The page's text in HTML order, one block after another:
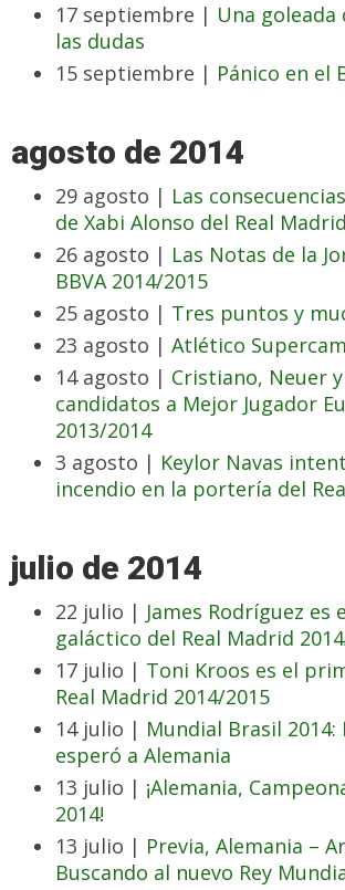
17 septiembre | Una
las dudas
15 septiembre | Pánico en el
agosto de 2014
29 agosto | Las
de Xabi Alonso del Real Madrid
26 agosto | Las Notas de la
BBVA 2014/2015
25 agosto | Tres puntos y
23 agosto | Atlético
14 agosto | Cristiano, Neuer
candidatos a Mejor Jugador
2013/2014
3 agosto | Keylor Navas
incendio en la portería del
julio de 2014
22 julio | James Rodríguez es
galáctico del Real Madrid
17 julio | Toni Kroos es el
Real Madrid 2014/2015
14 julio | Mundial Brasil 2014:
esperó a Alemania
13 julio | ¡Alemania,
2014!
13 julio | Previa, Alemania –
Buscando al nuevo Rey